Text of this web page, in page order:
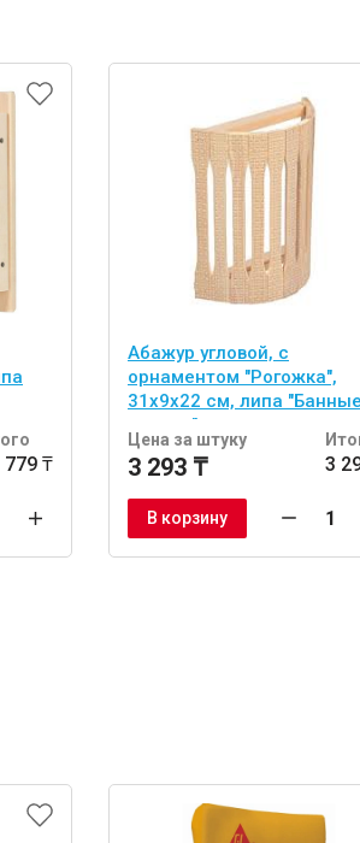
779 ₸
Абажур угловой, с
орнаментом "Рогожка",
31х9х22 см, липа "Банные
штучки"
Цена за штуку
3 293 ₸ 3
В корзину